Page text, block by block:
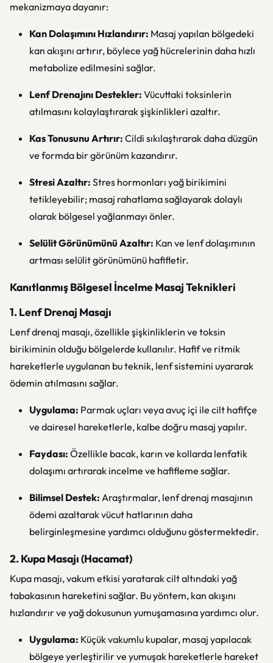
mekanizmaya dayanır:
Kan Dolaşımını Hızlandırır: Masaj yapılan bölgedeki
kan akışını artırır, böylece yağ hücrelerinin daha hızlı
metabolize edilmesini sağlar.
Lenf Drenajını Destekler: Vücuttaki toksinlerin
atılmasını kolaylaştırarak şişkinlikleri azaltır.
Kas Tonusunu Artırır: Cildi sıkılaştırarak daha düzgün
ve formda bir görünüm kazandırır.
Stresi Azaltır: Stres hormonları yağ birikimini
tetikleyebilir; masaj rahatlama sağlayarak dolaylı
olarak bölgesel yağlanmayı önler.
Selülit Görünümünü Azaltır: Kan ve lenf dolaşımının
artması selülit görünümünü hafifletir.
Kanıtlanmış Bölgesel İncelme Masaj Teknikleri
1. Lenf Drenaj Masajı
Lenf drenaj masajı, özellikle şişkinliklerin ve toksin
birikiminin olduğu bölgelerde kullanılır. Hafif ve ritmik
hareketlerle uygulanan bu teknik, lenf sistemini uyararak
ödemin atılmasını sağlar.
Uygulama: Parmak uçları veya avuç içi ile cilt hafifçe
ve dairesel hareketlerle, kalbe doğru masaj yapılır.
Faydası: Özellikle bacak, karın ve kollarda lenfatik
dolaşımı artırarak incelme ve hafifleme sağlar.
Bilimsel Destek: Araştırmalar, lenf drenaj masajının
ödemi azaltarak vücut hatlarının daha
belirginleşmesine yardımcı olduğunu göstermektedir.
2. Kupa Masajı (Hacamat)
Kupa masajı, vakum etkisi yaratarak cilt altındaki yağ
tabakasının hareketini sağlar. Bu yöntem, kan akışını
hızlandırır ve yağ dokusunun yumuşamasına yardımcı olur.
Uygulama: Küçük vakumlu kupalar, masaj yapılacak
bölgeye yerleştirilir ve yumuşak hareketlerle hareket